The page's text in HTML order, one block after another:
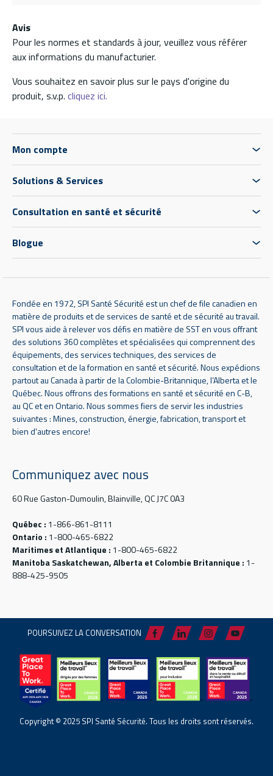
Avis
Pour les normes et standards à jour, veuillez vous référer
aux informations du manufacturier.
Vous souhaitez en savoir plus sur le pays d'origine du
produit, s.v.p. cliquez ici.
Mon compte
Solutions & Services
Consultation en santé et sécurité
Blogue
Fondée en 1972, SPI Santé Sécurité est un chef de file canadien en
matière de produits et de services de santé et de sécurité au travail.
SPI vous aide à relever vos défis en matière de SST en vous offrant
des solutions 360 complètes et spécialisées qui comprennent des
équipements, des services techniques, des services de
consultation et de la formation en santé et sécurité. Nous expédions
partout au Canada à partir de la Colombie-Britannique, l’Alberta et le
Québec. Nous offrons des formations en santé et sécurité en C-B,
au QC et en Ontario. Nous sommes fiers de servir les industries
suivantes : Mines, construction, énergie, fabrication, transport et
bien d'autres encore!
Communiquez avec nous
60 Rue Gaston-Dumoulin, Blainville, QC J7C 0A3
Québec : 1-866-861-8111
Ontario : 1-800-465-6822
Maritimes et Atlantique : 1-800-465-6822
Manitoba Saskatchewan, Alberta et Colombie Britannique : 1-
888-425-9505
POURSUIVEZ LA CONVERSATION
Copyright © 2025 SPI Santé Sécurité. Tous les droits sont réservés.